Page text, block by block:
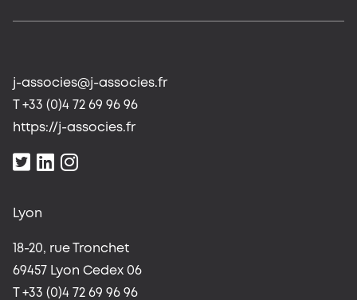
j-associes@j-associes.fr
T +33 (0)4 72 69 96 96
https://j-associes.fr
Lyon
18-20, rue Tronchet
69457 Lyon Cedex 06
T +33 (0)4 72 69 96 96